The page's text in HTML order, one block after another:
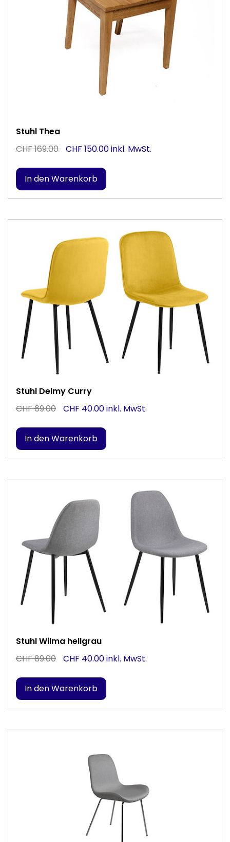
Stuhl Thea
CHF 169.00
CHF 150.00 inkl. MwSt.
Stuhl Delmy Curry
CHF 69.00
CHF 40.00 inkl. MwSt.
Stuhl Wilma hellgrau
CHF 89.00
CHF 40.00 inkl. MwSt.